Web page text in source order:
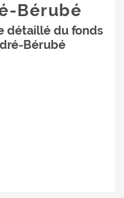
Bérubé
détaillé du fonds
Bérubé